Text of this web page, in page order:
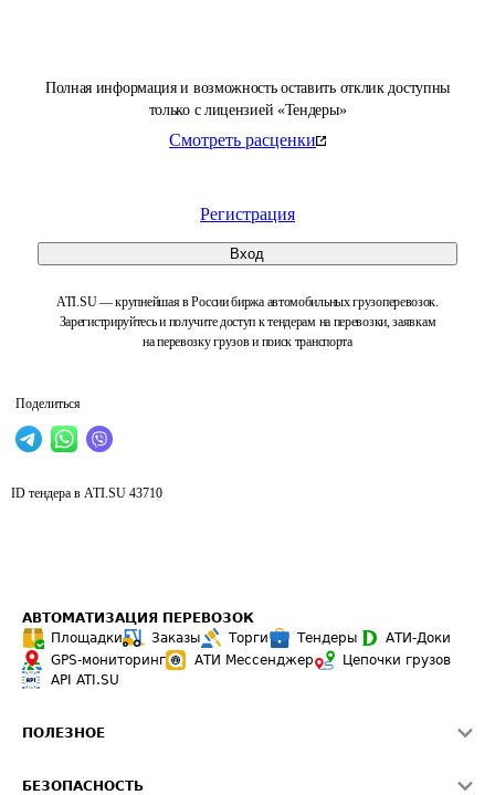
Полная информация и возможность оставить отклик доступны
только с лицензией «Тендеры»
Смотреть расценки
Регистрация
Вход
ATI.SU — крупнейшая в России биржа автомобильных грузоперевозок.
Зарегистрируйтесь и получите доступ к тендерам на перевозки, заявкам
на перевозку грузов и поиск транспорта
Поделиться
ID тендера в ATI.SU 43710
АВТОМАТИЗАЦИЯ ПЕРЕВОЗОК
Площадки
Заказы Торги Тендеры
АТИ-Доки
GPS-мониторинг
АТИ Мессенджер
Цепочки грузов
API ATI.SU
ПОЛЕЗНОЕ
БЕЗОПАСНОСТЬ